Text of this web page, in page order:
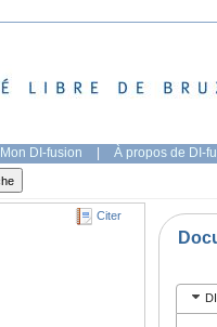
Mon DI-fusion | À propos de DI-
Citer